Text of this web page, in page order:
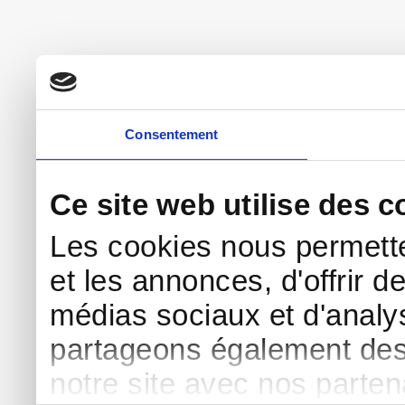
Consentement
Ce site web utilise des
Les cookies nous
et les annonces, d'offrir
médias sociaux et
partageons également
notre site avec nos